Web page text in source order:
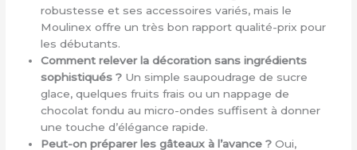
robustesse et ses accessoires variés, mais le
Moulinex offre un très bon rapport qualité-prix pour
les débutants.
Comment relever la décoration sans ingrédients
sophistiqués ? Un simple saupoudrage de sucre
glace, quelques fruits frais ou un nappage de
chocolat fondu au micro-ondes suffisent à donner
une touche d’élégance rapide.
Peut-on préparer les gâteaux à l’avance ? Oui,